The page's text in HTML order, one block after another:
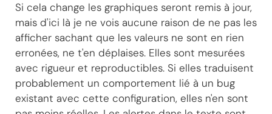
Si cela change les graphiques seront remis à jour,
mais d'ici là je ne vois aucune raison de ne pas les
afficher sachant que les valeurs ne sont en rien
erronées, ne t'en déplaises. Elles sont mesurées
avec rigueur et reproductibles. Si elles traduisent
probablement un comportement lié à un bug
existant avec cette configuration, elles n'en sont